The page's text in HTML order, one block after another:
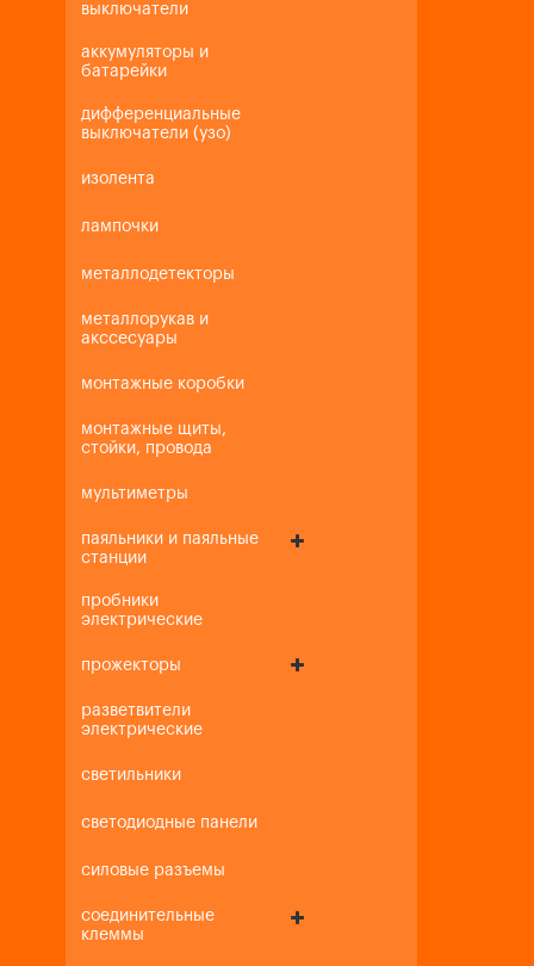
выключатели
аккумуляторы и
батарейки
дифференциальные
выключатели (узо)
изолента
лампочки
металлодетекторы
металлорукав и
акссесуары
монтажные коробки
монтажные щиты,
стойки, провода
мультиметры
паяльники и паяльные
станции
пробники
электрические
прожекторы
разветвители
электрические
светильники
светодиодные панели
силовые разъемы
соединительные
клеммы